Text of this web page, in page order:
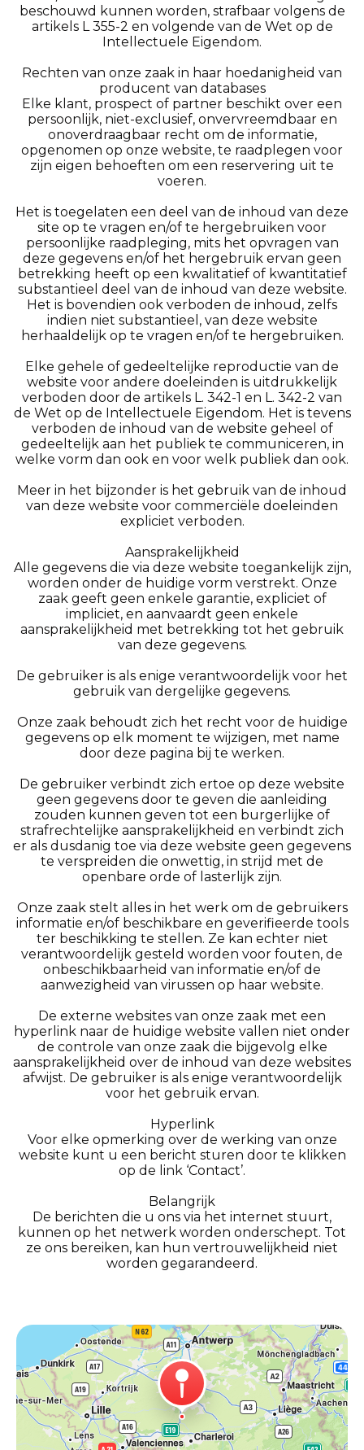
beschouwd kunnen worden, strafbaar volgens de
artikels L 355-2 en volgende van de Wet op de
Intellectuele Eigendom.
Rechten van onze zaak in haar hoedanigheid van
producent van databases
Elke klant, prospect of partner beschikt over een
persoonlijk, niet-exclusief, onvervreemdbaar en
onoverdraagbaar recht om de informatie,
opgenomen op onze website, te raadplegen voor
zijn eigen behoeften om een reservering uit te
voeren.
Het is toegelaten een deel van de inhoud van deze
site op te vragen en/of te hergebruiken voor
persoonlijke raadpleging, mits het opvragen van
deze gegevens en/of het hergebruik ervan geen
betrekking heeft op een kwalitatief of kwantitatief
substantieel deel van de inhoud van deze website.
Het is bovendien ook verboden de inhoud, zelfs
indien niet substantieel, van deze website
herhaaldelijk op te vragen en/of te hergebruiken.
Elke gehele of gedeeltelijke reproductie van de
website voor andere doeleinden is uitdrukkelijk
verboden door de artikels L. 342-1 en L. 342-2 van
de Wet op de Intellectuele Eigendom. Het is tevens
verboden de inhoud van de website geheel of
gedeeltelijk aan het publiek te communiceren, in
welke vorm dan ook en voor welk publiek dan ook.
Meer in het bijzonder is het gebruik van de inhoud
van deze website voor commerciële doeleinden
expliciet verboden.
Aansprakelijkheid
Alle gegevens die via deze website toegankelijk zijn,
worden onder de huidige vorm verstrekt. Onze
zaak geeft geen enkele garantie, expliciet of
impliciet, en aanvaardt geen enkele
aansprakelijkheid met betrekking tot het gebruik
van deze gegevens.
De gebruiker is als enige verantwoordelijk voor het
gebruik van dergelijke gegevens.
Onze zaak behoudt zich het recht voor de huidige
gegevens op elk moment te wijzigen, met name
door deze pagina bij te werken.
De gebruiker verbindt zich ertoe op deze website
geen gegevens door te geven die aanleiding
zouden kunnen geven tot een burgerlijke of
strafrechtelijke aansprakelijkheid en verbindt zich
er als dusdanig toe via deze website geen gegevens
te verspreiden die onwettig, in strijd met de
openbare orde of lasterlijk zijn.
Onze zaak stelt alles in het werk om de gebruikers
informatie en/of beschikbare en geverifieerde tools
ter beschikking te stellen. Ze kan echter niet
verantwoordelijk gesteld worden voor fouten, de
onbeschikbaarheid van informatie en/of de
aanwezigheid van virussen op haar website.
De externe websites van onze zaak met een
hyperlink naar de huidige website vallen niet onder
de controle van onze zaak die bijgevolg elke
aansprakelijkheid over de inhoud van deze websites
afwijst. De gebruiker is als enige verantwoordelijk
voor het gebruik ervan.
Hyperlink
Voor elke opmerking over de werking van onze
website kunt u een bericht sturen door te klikken
op de link ‘Contact’.
Belangrijk
De berichten die u ons via het internet stuurt,
kunnen op het netwerk worden onderschept. Tot
ze ons bereiken, kan hun vertrouwelijkheid niet
worden gegarandeerd.